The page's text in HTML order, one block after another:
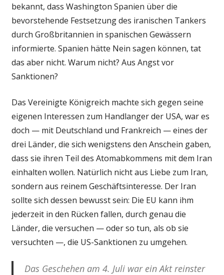
bekannt, dass Washington Spanien über die
bevorstehende Festsetzung des iranischen Tankers
durch Großbritannien in spanischen Gewässern
informierte. Spanien hätte Nein sagen können, tat
das aber nicht. Warum nicht? Aus Angst vor
Sanktionen?
Das Vereinigte Königreich machte sich gegen seine
eigenen Interessen zum Handlanger der USA, war es
doch — mit Deutschland und Frankreich — eines der
drei Länder, die sich wenigstens den Anschein gaben,
dass sie ihren Teil des Atomabkommens mit dem Iran
einhalten wollen. Natürlich nicht aus Liebe zum Iran,
sondern aus reinem Geschäftsinteresse. Der Iran
sollte sich dessen bewusst sein: Die EU kann ihm
jederzeit in den Rücken fallen, durch genau die
Länder, die versuchen — oder so tun, als ob sie
versuchten —, die US-Sanktionen zu umgehen.
Das Geschehen am 4. Juli war ein Akt reinster